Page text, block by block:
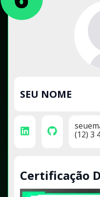
SEU NOME
(12) 3
Certificação